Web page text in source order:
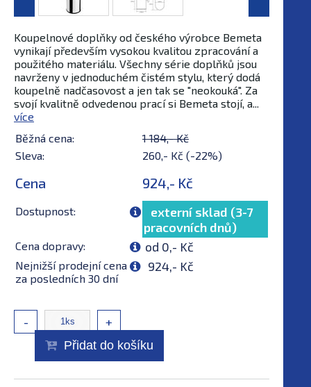
Koupelnové doplňky od českého výrobce Bemeta
vynikají především vysokou kvalitou zpracování a
použitého materiálu. Všechny série doplňků jsou
navrženy v jednoduchém čistém stylu, který dodá
koupelně nadčasovost a jen tak se "neokouká". Za
svojí kvalitně odvedenou prací si Bemeta stojí, a...
více
Běžná cena:
1 184,- Kč
Sleva:
260,- Kč (-22%)
Cena 924,- Kč
Dostupnost:
externí sklad (3-7
pracovních dnů)
Cena dopravy: od 0,- Kč
Nejnižší prodejní cena
za posledních 30 dní
924,- Kč
- +
Přidat do košíku